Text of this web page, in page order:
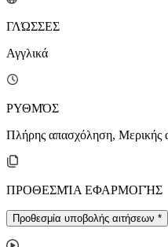
ΓΛΏΣΣΕΣ
Αγγλικά
ΡΥΘΜΌΣ
Πλήρης απασχόληση, Μερικής
ΠΡΟΘΕΣΜΊΑ ΕΦΑΡΜΟΓΉΣ
Προθεσμία υποβολής αιτήσεων *